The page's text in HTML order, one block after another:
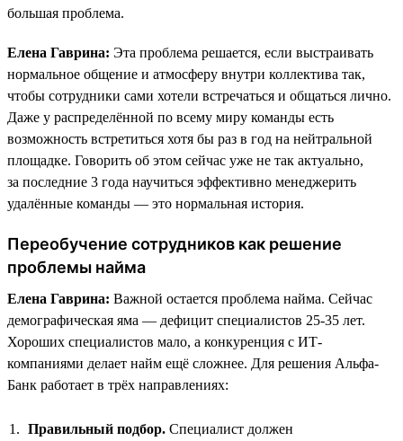
большая проблема.
Елена Гаврина: Эта проблема решается, если выстраивать
нормальное общение и атмосферу внутри коллектива так,
чтобы сотрудники сами хотели встречаться и общаться лично.
Даже у распределённой по всему миру команды есть
возможность встретиться хотя бы раз в год на нейтральной
площадке. Говорить об этом сейчас уже не так актуально,
за последние 3 года научиться эффективно менеджерить
удалённые команды — это нормальная история.
Переобучение сотрудников как решение
проблемы найма
Елена Гаврина: Важной остается проблема найма. Сейчас
демографическая яма — дефицит специалистов 25-35 лет.
Хороших специалистов мало, а конкуренция с ИТ-
компаниями делает найм ещё сложнее. Для решения Альфа-
Банк работает в трёх направлениях:
Правильный подбор. Специалист должен